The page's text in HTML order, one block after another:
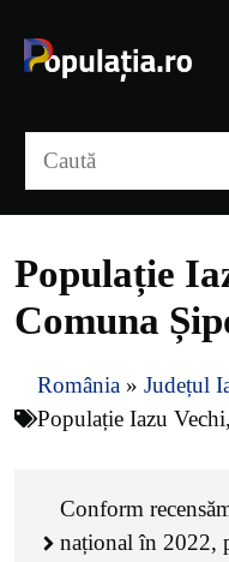
conținut
Populație
Comuna
România » Județul
Populație Iazu
Conform
național în 2022,